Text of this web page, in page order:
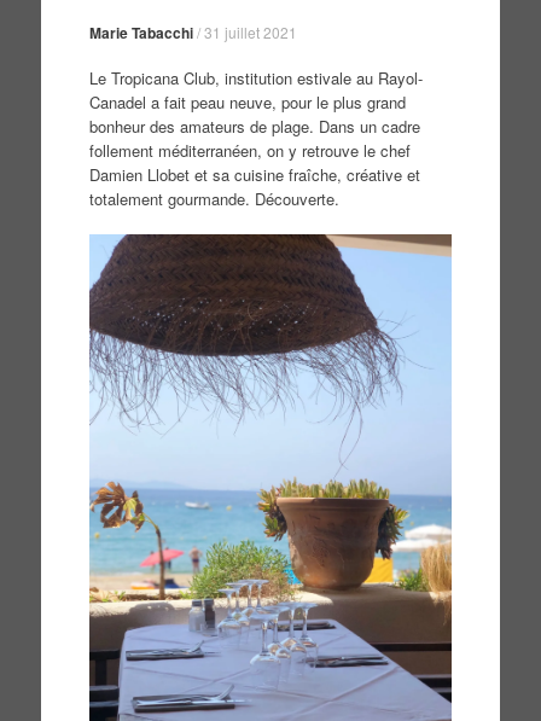
Marie Tabacchi/31 juillet 2021
Le Tropicana Club, institution estivale au Rayol-
Canadel a fait peau neuve, pour le plus grand
bonheur des amateurs de plage. Dans un cadre
follement méditerranéen, on y retrouve le chef
Damien Llobet et sa cuisine fraîche, créative et
totalement gourmande. Découverte.